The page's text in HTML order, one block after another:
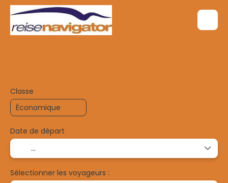
Classe
Date de départ
Sélectionner les voyageurs :